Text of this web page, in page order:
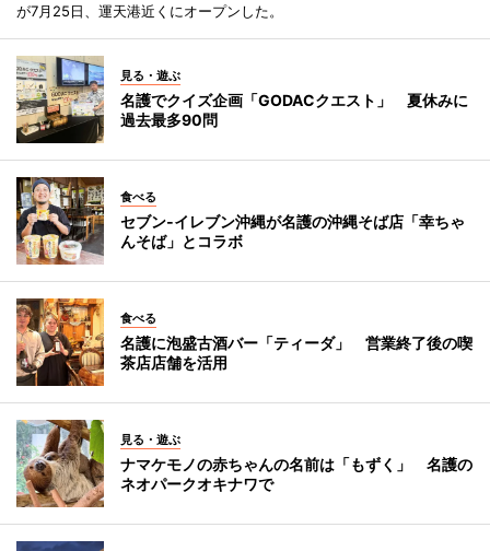
が7月25日、運天港近くにオープンした。
見る・遊ぶ
名護でクイズ企画「GODACクエスト」 夏休みに
過去最多90問
食べる
セブン‐イレブン沖縄が名護の沖縄そば店「幸ちゃ
んそば」とコラボ
食べる
名護に泡盛古酒バー「ティーダ」 営業終了後の喫
茶店店舗を活用
見る・遊ぶ
ナマケモノの赤ちゃんの名前は「もずく」 名護の
ネオパークオキナワで